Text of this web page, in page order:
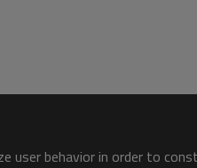
user behavior in order to